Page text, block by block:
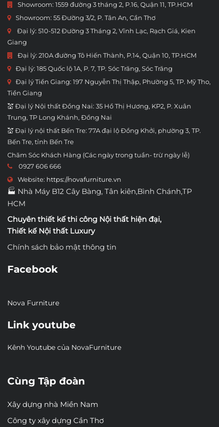
Showroom: 1559 đường 3 tháng 2, P.16, Quận 11, TP.HCM
Showroom: 55 Đường 3/2, P. Tân An, Cần Thơ
Đại lý: 510-512 Đường 3 Tháng 2, Vĩnh Lạc, Rạch Giá, Kien
Giang
Đại lý: 210A đường Tô Hiến Thành, P.14, Quận 10, TP.HCM
Đại lý: 185 Quốc lộ 1A, P. 7, TP. Sóc Trăng, Sóc Trăng
Đại lý Tiền Giang: 197 Nguyễn Thị Thập, Phường 5, TP. Mỹ Tho,
Tiền Giang
💒 Đại lý Nội thất Đồng Nai: 35 Hồ Thị Hương, KP2, P. Xuân
Trung, TP Long Khánh, Đồng Nai
💒 Đại lý nội thất Bến Tre: 77A đại lộ Đồng Khởi, phường 3, TP.
Bến Tre, tỉnh Bến Tre
Chăm Sóc Khách Hàng (Các ngày trong tuần- trừ ngày lễ)
0927 606 666
Website: https://novafurniture.vn
🏭 Nhà Máy B12 Cây Bàng, Tân kiên,Bình Chánh,TP
HCM
Chuyên thiết kế thi công Nội thất hiện đại,
Thiết kế Nội thất Luxury
Chính sách bảo mật thông tin
Facebook
Nova Furniture
Link youtube
Kênh Youtube của NovaFurniture
Cùng Tập đoàn
Xây dựng nhà Miền Nam
Công ty xây dựng Cần Thơ